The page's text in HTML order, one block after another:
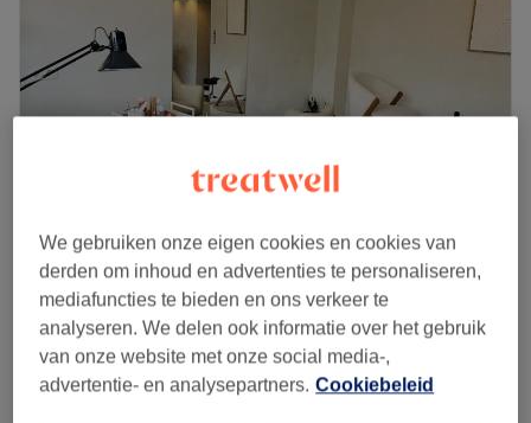
My Esthetic by Kamy
4,8
247 reviews
Quartier des Fleurs, Schaarbeek
Laat zien op de kaart
Brow Lift
30 min - 1 u 20 min
vanaf
We gebruiken onze eigen cookies en cookies van
derden om inhoud en advertenties te personaliseren,
mediafuncties te bieden en ons verkeer te
analyseren. We delen ook informatie over het gebruik
van onze website met onze social media-,
advertentie- en analysepartners. Cookiebeleid